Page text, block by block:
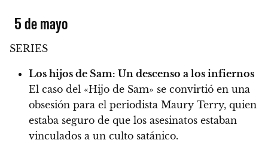
5 de mayo
SERIES
Los hijos de Sam: Un descenso a los infiernos
El caso del «Hijo de Sam» se convirtió en una
obsesión para el periodista Maury Terry, quien
estaba seguro de que los asesinatos estaban
vinculados a un culto satánico.